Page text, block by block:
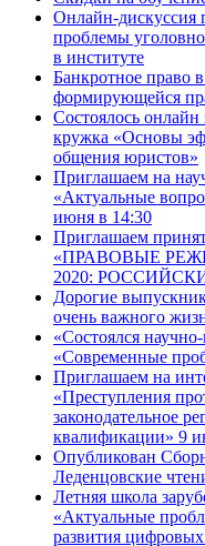
Онлайн-дискуссия
проблемы
в институте
Банкротное право
формирующейся
Состоялось онлайн
кружка «Основы
общения юристов»
Приглашаем на
«Актуальные
июня в 14:30
Приглашаем
«ПРАВОВЫЕ
2020:
Дорогие
очень важного
«Состоялся
«Современные
Приглашаем на
«Преступления
законодательное
квалификации» 9
Опубликован
Леденцовские
Летняя школа
«Актуальные
развития